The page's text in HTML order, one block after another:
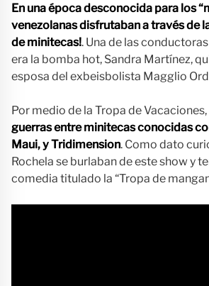
En una época desconocida para los
venezolanas disfrutaban a través de
de minitecas!. Una de las
era la bomba hot, Sandra Martínez,
esposa del exbeisbolista Magglio
Por medio de la Tropa de Vacaciones,
guerras entre minitecas conocidas
Maui, y Tridimension. Como dato
Rochela se burlaban de este show y
comedia titulado la “Tropa de